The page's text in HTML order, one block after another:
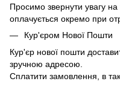
Просимо звернути увагу на
оплачується окремо при
Кур'єром Нової Пошти
Кур'єр нової пошти
зручною адресою.
Сплатити замовлення, в